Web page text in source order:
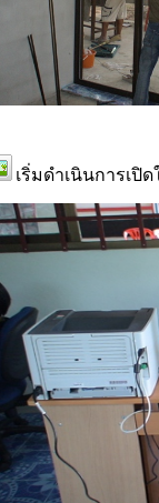
เริ่มดำเนินการเ